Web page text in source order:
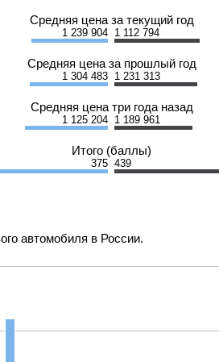
Средняя цена за текущий год
1 239 904 1 112 794
Средняя цена за прошлый год
1 304 483 1 231 313
Средняя цена три года назад
1 125 204 1 189 961
Итого (баллы)
375 439
автомобиля в России.